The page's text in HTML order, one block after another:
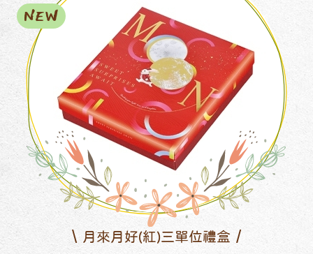
月來月好(紅)三單位禮盒
NEW